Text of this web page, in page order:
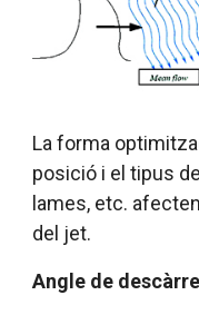
La forma
posició i el tipus
lames, etc.
del jet.
Angle de